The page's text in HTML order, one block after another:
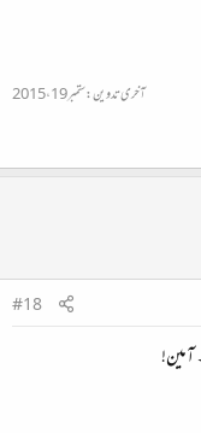
آخری تدوین:ستمبر 19، 2015
#18